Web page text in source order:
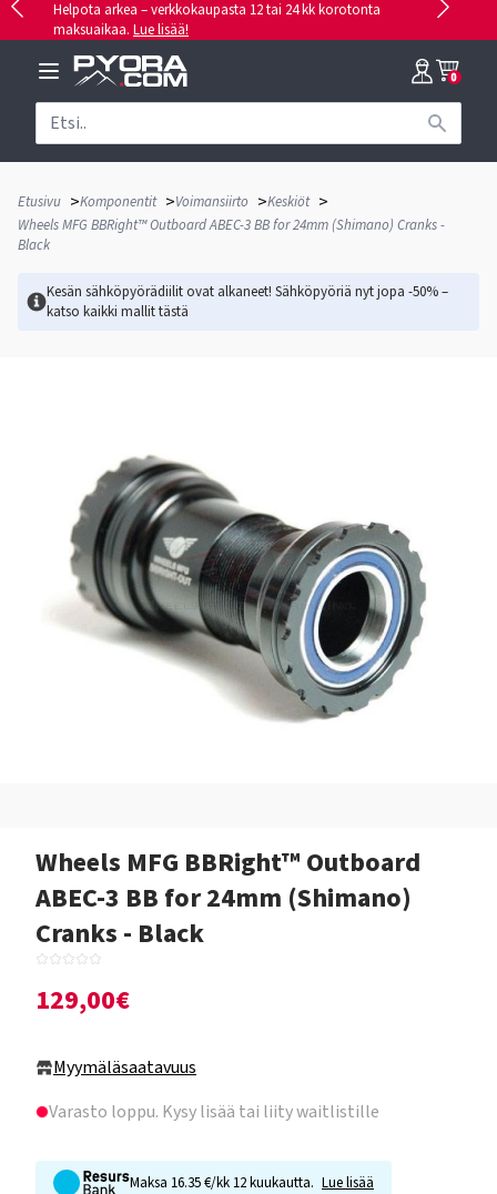
Helpota arkea – verkkokaupasta 12 tai 24 kk korotonta
maksuaikaa. Lue lisää!
0
Etusivu >Komponentit >Voimansiirto >Keskiöt >
Wheels MFG BBRight™ Outboard ABEC-3 BB for 24mm (Shimano) Cranks -
Black
Kesän sähköpyörädiilit ovat alkaneet! Sähköpyöriä nyt jopa -50% –
katso kaikki mallittästä
Wheels MFG BBRight™ Outboard
ABEC-3 BB for 24mm (Shimano)
Cranks - Black
129,00€
Myymäläsaatavuus
Varasto loppu. Kysy lisää tai liity waitlistille
Maksa 16.35 €/kk 12 kuukautta. Lue lisää